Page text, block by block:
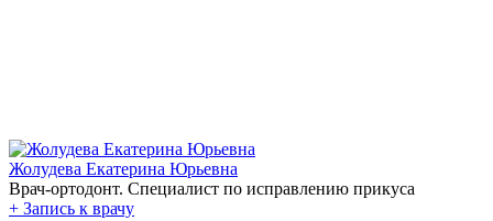
Жолудева Екатерина Юрьевна
Врач-ортодонт. Специалист по исправлению прикуса
+ Запись к врачу